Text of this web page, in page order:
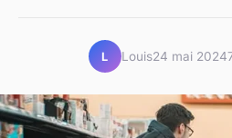
L Louis24 mai 2024